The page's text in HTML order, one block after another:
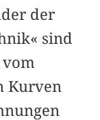
der
sind
Kurven